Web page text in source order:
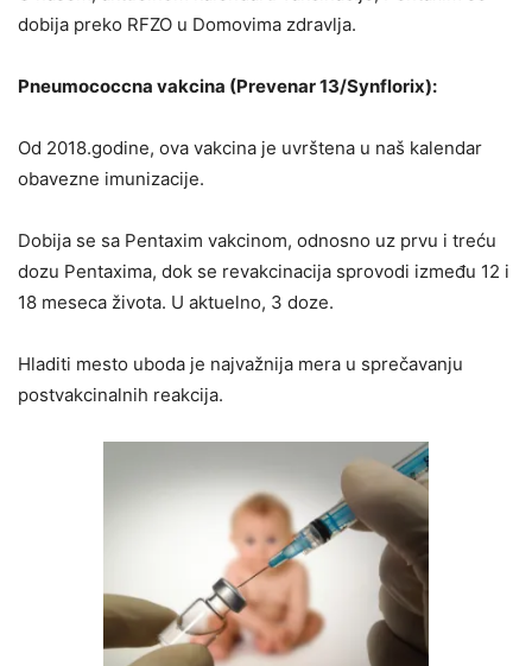
dobija preko RFZO u Domovima zdravlja.
Pneumococcna vakcina (Prevenar 13/Synflorix):
Od 2018.godine, ova vakcina je uvrštena u naš kalendar
obavezne imunizacije.
Dobija se sa Pentaxim vakcinom, odnosno uz prvu i treću
dozu Pentaxima, dok se revakcinacija sprovodi između 12 i
18 meseca života. U aktuelno, 3 doze.
Hladiti mesto uboda je najvažnija mera u sprečavanju
postvakcinalnih reakcija.